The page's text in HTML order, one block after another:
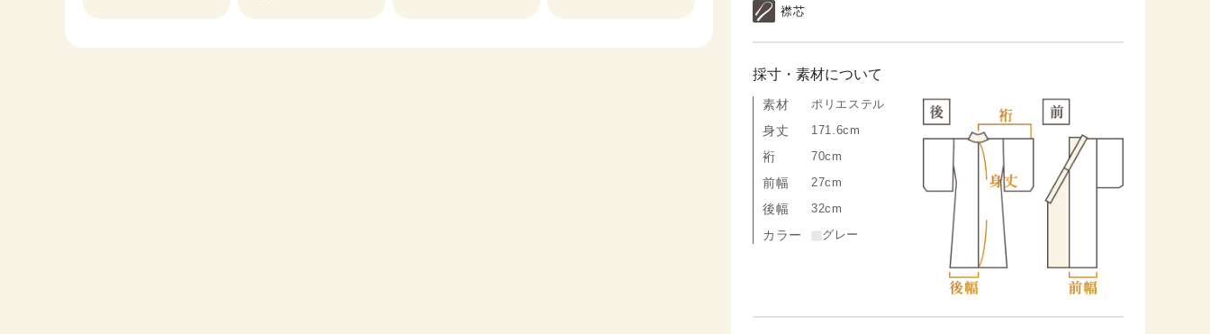
襟芯
採寸・素材について
素材 ポリエステル
身丈 171.6cm
裄 70cm
前幅 27cm
後幅 32cm
カラー グレー